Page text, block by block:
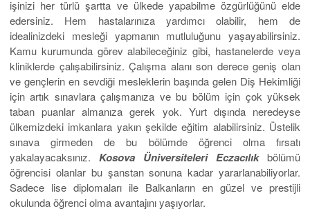
işinizi her türlü şartta ve ülkede yapabilme özgürlüğünü elde
edersiniz. Hem hastalarınıza yardımcı olabilir, hem de
idealinizdeki mesleği yapmanın mutluluğunu yaşayabilirsiniz.
Kamu kurumunda görev alabileceğiniz gibi, hastanelerde veya
kliniklerde çalışabilirsiniz. Çalışma alanı son derece geniş olan
ve gençlerin en sevdiği mesleklerin başında gelen Diş Hekimliği
için artık sınavlara çalışmanıza ve bu bölüm için çok yüksek
taban puanlar almanıza gerek yok. Yurt dışında neredeyse
ülkemizdeki imkanlara yakın şekilde eğitim alabilirsiniz. Üstelik
sınava girmeden de bu bölümde öğrenci olma fırsatı
yakalayacaksınız. Kosova Üniversiteleri Eczacılıkbölümü
öğrencisi olanlar bu şanstan sonuna kadar yararlanabiliyorlar.
Sadece lise diplomaları ile Balkanların en güzel ve prestijli
okulunda öğrenci olma avantajını yaşıyorlar.